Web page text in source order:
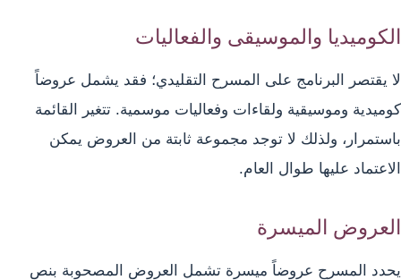
الكوميديا والموسيقى والفعاليات
لا يقتصر البرنامج على المسرح التقليدي؛ فقد يشمل عروضاً
كوميدية وموسيقية ولقاءات وفعاليات موسمية. تتغير القائمة
باستمرار، ولذلك لا توجد مجموعة ثابتة من العروض يمكن
الاعتماد عليها طوال العام.
العروض الميسرة
يحدد المسرح عروضاً ميسرة تشمل العروض المصحوبة بنص